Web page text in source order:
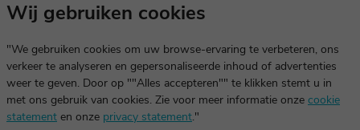
Download onze app
dezelfde gegevens die je voor mitra.nl gebruikt.
Wij gebruiken cookies
"We gebruiken cookies om uw browse-ervaring te verbeteren, ons
verkeer te analyseren en gepersonaliseerde inhoud of advertenties
weer te geven. Door op ""Alles accepteren"" te klikken stemt u in
met ons gebruik van cookies. Zie voor meer informatie onze cookie
statement en onze privacy statement."